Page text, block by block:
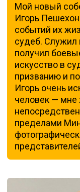
Мой новый
Игорь
событий их
судеб. Служил
получил
искусство в
призванию и
Игорь очень
человек — мне
пределами